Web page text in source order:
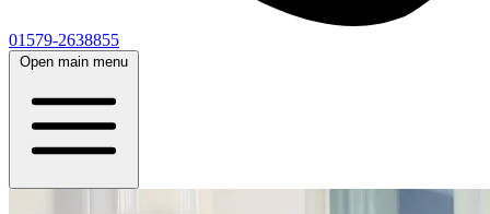
01579-2638855
Open main menu